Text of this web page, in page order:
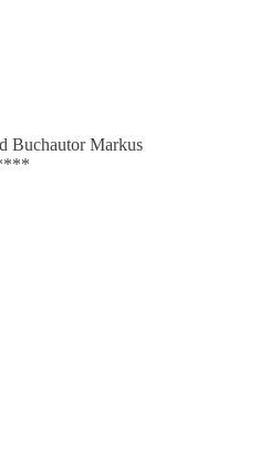
Buchautor Markus